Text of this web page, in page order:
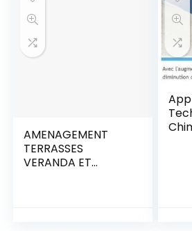
AMENAGEMENT
TERRASSES
VERANDA ET